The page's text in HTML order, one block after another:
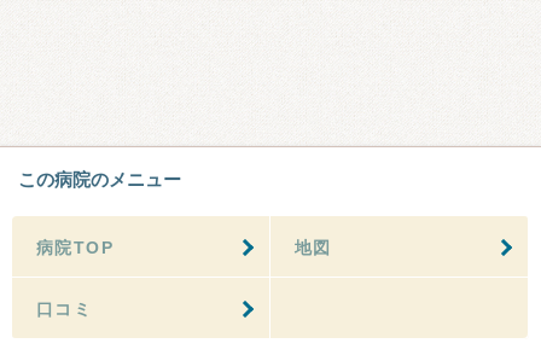
この病院のメニュー
病院TOP 地図
口コミ